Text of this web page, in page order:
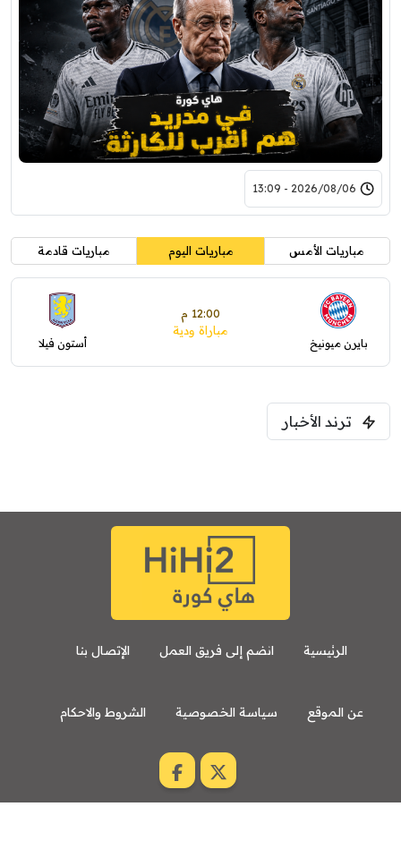
2026/08/06 - 13:09
مباريات الأمس مباريات اليوم مباريات قادمة
بايرن ميونيخ
12:00 م
مباراة ودية
أستون فيلا
ترند الأخبار
الرئيسية انضم إلى فريق العمل الإتصال بنا
عن الموقع سياسة الخصوصية الشروط والاحكام